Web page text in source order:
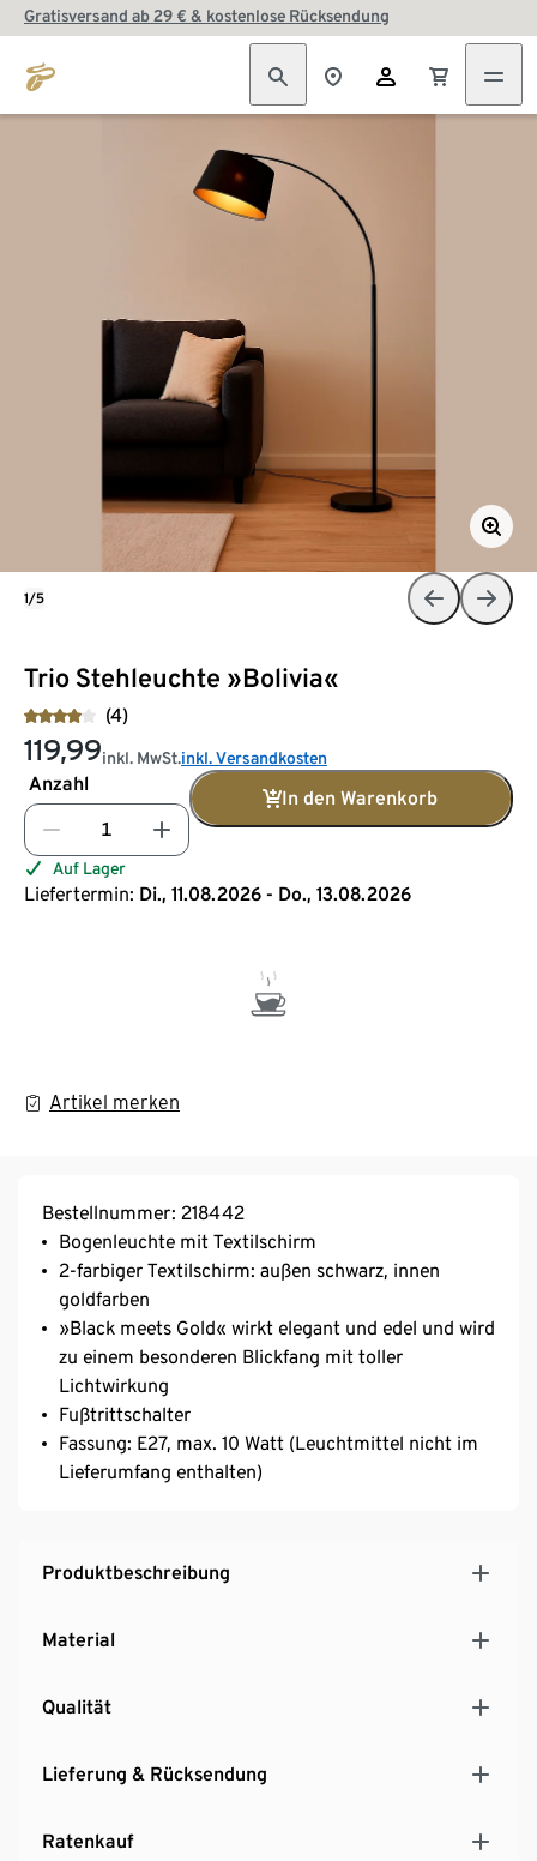
Gratisversand ab 29 € & kostenlose Rücksendung
Trio Stehleuchte »Bolivia«
(4)
119,99inkl. MwSt.inkl. Versandkosten
Anzahl
In den Warenkorb
Auf Lager
Liefertermin: Di., 11.08.2026 - Do., 13.08.2026
Artikel merken
1/5
Bestellnummer: 218442
Bogenleuchte mit Textilschirm
2-farbiger Textilschirm: außen schwarz, innen
goldfarben
»Black meets Gold« wirkt elegant und edel und wird
zu einem besonderen Blickfang mit toller
Lichtwirkung
Fußtrittschalter
Fassung: E27, max. 10 Watt (Leuchtmittel nicht im
Lieferumfang enthalten)
Produktbeschreibung
Material
Qualität
Lieferung & Rücksendung
Ratenkauf